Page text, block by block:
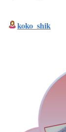
koko_shik